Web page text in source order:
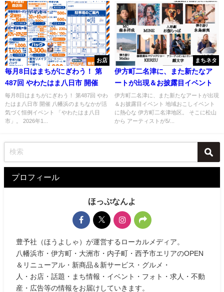
お店
毎月8日はまちがにぎわう！ 第
487回 やわたはま八日市 開催
毎月8日はまちがにぎわう！ 第487回 やわ
たはま八日市 開催 八幡浜のまちなかが活
気づく恒例イベント 「やわたはま八日
市」。 2026年1...
まちネタ
伊方町二名津に、また新たなア
ートが出現＆お披露目イベント
伊方町二名津に、また新たなアートが出現
＆お披露目イベント 地域おこしイベント
に熱心な 伊方町二名津地区。 そこに松山
から アーティストが5/...
プロフィール
ほっぷなんよ
豊予社（ほうよしゃ）が運営するローカルメディア。
八幡浜市・伊方町・大洲市・内子町・西予市エリアのOPEN
＆リニューアル・新商品＆新サービス・グルメ・
人・お店・話題・まち情報・イベント・フォト・求人・不動
産・広告等の情報をお届けしていきます。